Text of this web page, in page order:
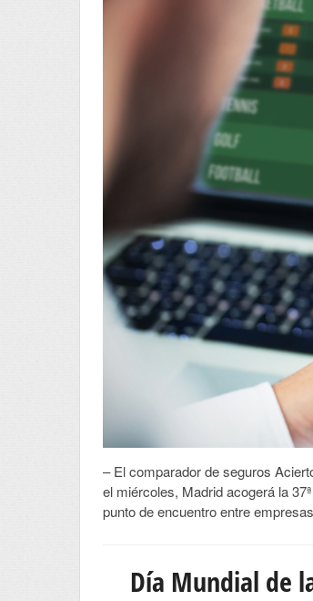
– El comparador de seguros
el miércoles, Madrid acogerá la
punto de encuentro entre
Día Mundial de